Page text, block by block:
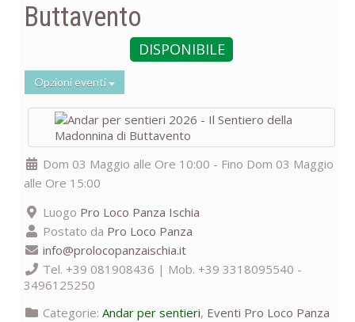
Buttavento
DISPONIBILE
Opzioni eventi
Dom 03 Maggio alle Ore 10:00 - Fino Dom 03 Maggio
alle Ore 15:00
Luogo Pro Loco Panza Ischia
Postato da Pro Loco Panza
info@prolocopanzaischia.it
Tel. +39 081908436 | Mob. +39 3318095540 -
3496125250
Categorie: Andar per sentieri, Eventi Pro Loco Panza